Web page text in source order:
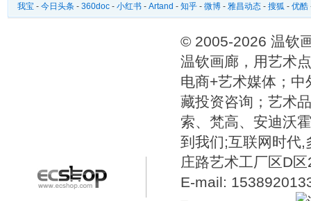
我宝 - 今日头条 - 360doc - 小红书 - Artand - 知乎 - 微博 - 雅昌动态 - 搜狐 - 优酷
© 2005-2026 温钦
温钦画廊，用艺术
电商+艺术媒体；
藏投资咨询；艺术
索、梵高、安迪沃
到我们;互联网时代,
庄路艺术工厂区D
E-mail: